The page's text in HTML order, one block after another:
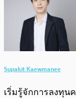
Supakit Kaewmanee
เริ่มรู้จักการลงทุน